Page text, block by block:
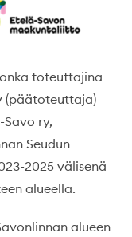
toteuttajina
(päätoteuttaja)
ry,
Seudun
2025 välisenä
alueella.
alueen